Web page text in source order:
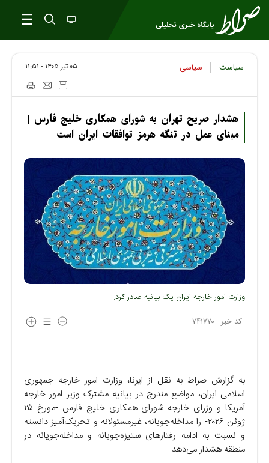
سیاست سیاسی ۰۵ تير ۱۴۰۵ - ۱۱:۵۱
هشدار صریح تهران به شورای همکاری خلیج فارس |
مبنای عمل در تنگه هرمز توافقات ایران است
وزارت امور خارجه ایران یک بیانیه صادر کرد.
کد خبر : ۷۴۱۷۷۰
به گزارش صراط به نقل از ایرنا، وزارت امور خارجه جمهوری
اسلامی ایران، مواضع مندرج در بیانیه مشترک وزیر امور خارجه
آمریکا و وزرای خارجه شورای همکاری خلیج فارس -مورخ ۲۵
ژوئن ۲۰۲۶- را مداخله‌جویانه، غیرمسئولانه و تحریک‌آمیز دانسته
و نسبت به ادامه رفتارهای ستیزه‌جویانه و مداخله‌جویانه در
منطقه هشدار می‌دهد.